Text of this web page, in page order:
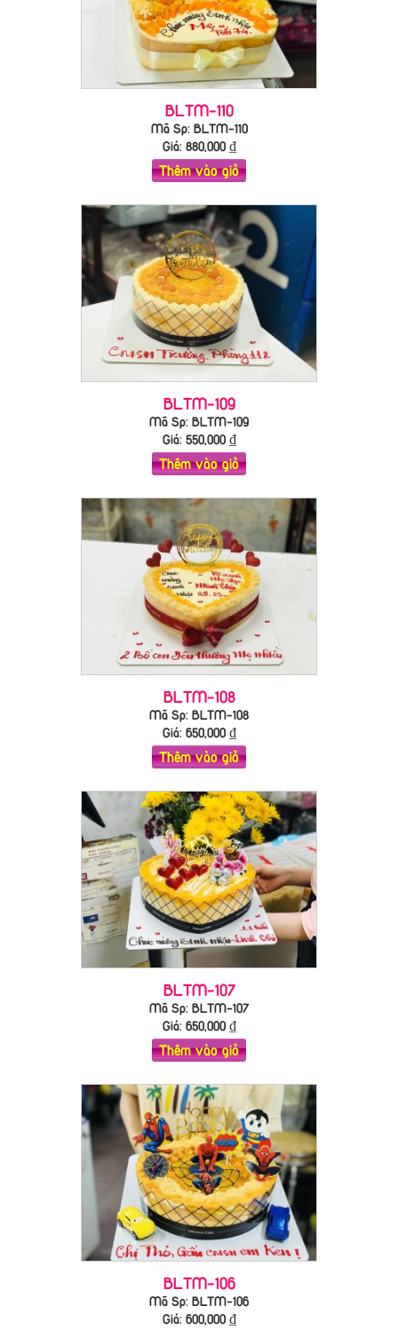
BLTM-110
Mã Sp: BLTM-110
Giá: 880,000₫
Thêm vào giỏ
BLTM-109
Mã Sp: BLTM-109
Giá: 550,000₫
Thêm vào giỏ
BLTM-108
Mã Sp: BLTM-108
Giá: 650,000₫
Thêm vào giỏ
BLTM-107
Mã Sp: BLTM-107
Giá: 650,000₫
Thêm vào giỏ
BLTM-106
Mã Sp: BLTM-106
Giá: 600,000₫